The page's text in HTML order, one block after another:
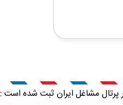
پرتال مشاغل ایران ثبت شده است :